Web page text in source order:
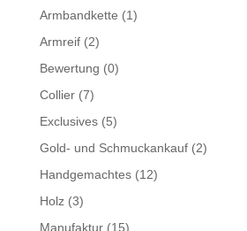
Armbandkette (1)
Armreif(2)
Bewertung (0)
Collier(7)
Exclusives(5)
Gold- und Schmuckankauf(2)
Handgemachtes(12)
Holz(3)
Manufaktur(15)